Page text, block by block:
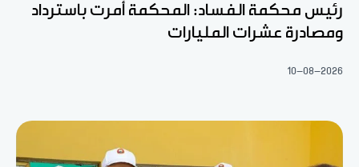
رئيس محكمة الفساد: المحكمة أمرت باسترداد
ومصادرة عشرات المليارات
10-08-2026